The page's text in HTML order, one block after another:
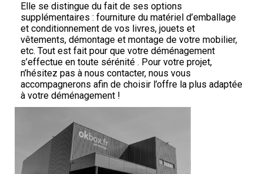
Elle se distingue du fait de ses options
supplémentaires : fourniture du matériel d’emballage
et conditionnement de vos livres, jouets et
vêtements, démontage et montage de votre mobilier,
etc. Tout est fait pour que votre déménagement
s’effectue en toute sérénité . Pour votre projet,
n’hésitez pas à nous contacter, nous vous
accompagnerons afin de choisir l’offre la plus adaptée
à votre déménagement !